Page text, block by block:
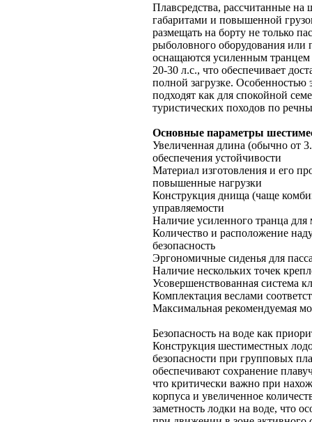
Плавсредства, рассчитанные
габаритами и повышенной
размещать на борту не только
рыболовного оборудования
оснащаются усиленным
20-30 л.с., что обеспечивает
полной загрузке. Особенностью
подходят как для спокойной
туристических походов по
Основные параметры
Увеличенная длина (обычно от
обеспечения устойчивости
Материал изготовления и его
повышенные нагрузки
Конструкция днища (чаще
управляемости
Наличие усиленного транца
Количество и расположение
безопасность
Эргономичные сиденья для
Наличие нескольких точек
Усовершенствованная система
Комплектация веслами
Максимальная рекомендуемая
Безопасность на воде как
Конструкция шестиместных
безопасности при групповых
обеспечивают сохранение
что критически важно при
корпуса и увеличенное
заметность лодки на воде, что